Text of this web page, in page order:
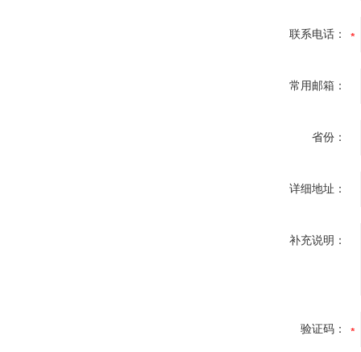
联系电话：
常用邮箱：
省份：
详细地址：
补充说明：
验证码：